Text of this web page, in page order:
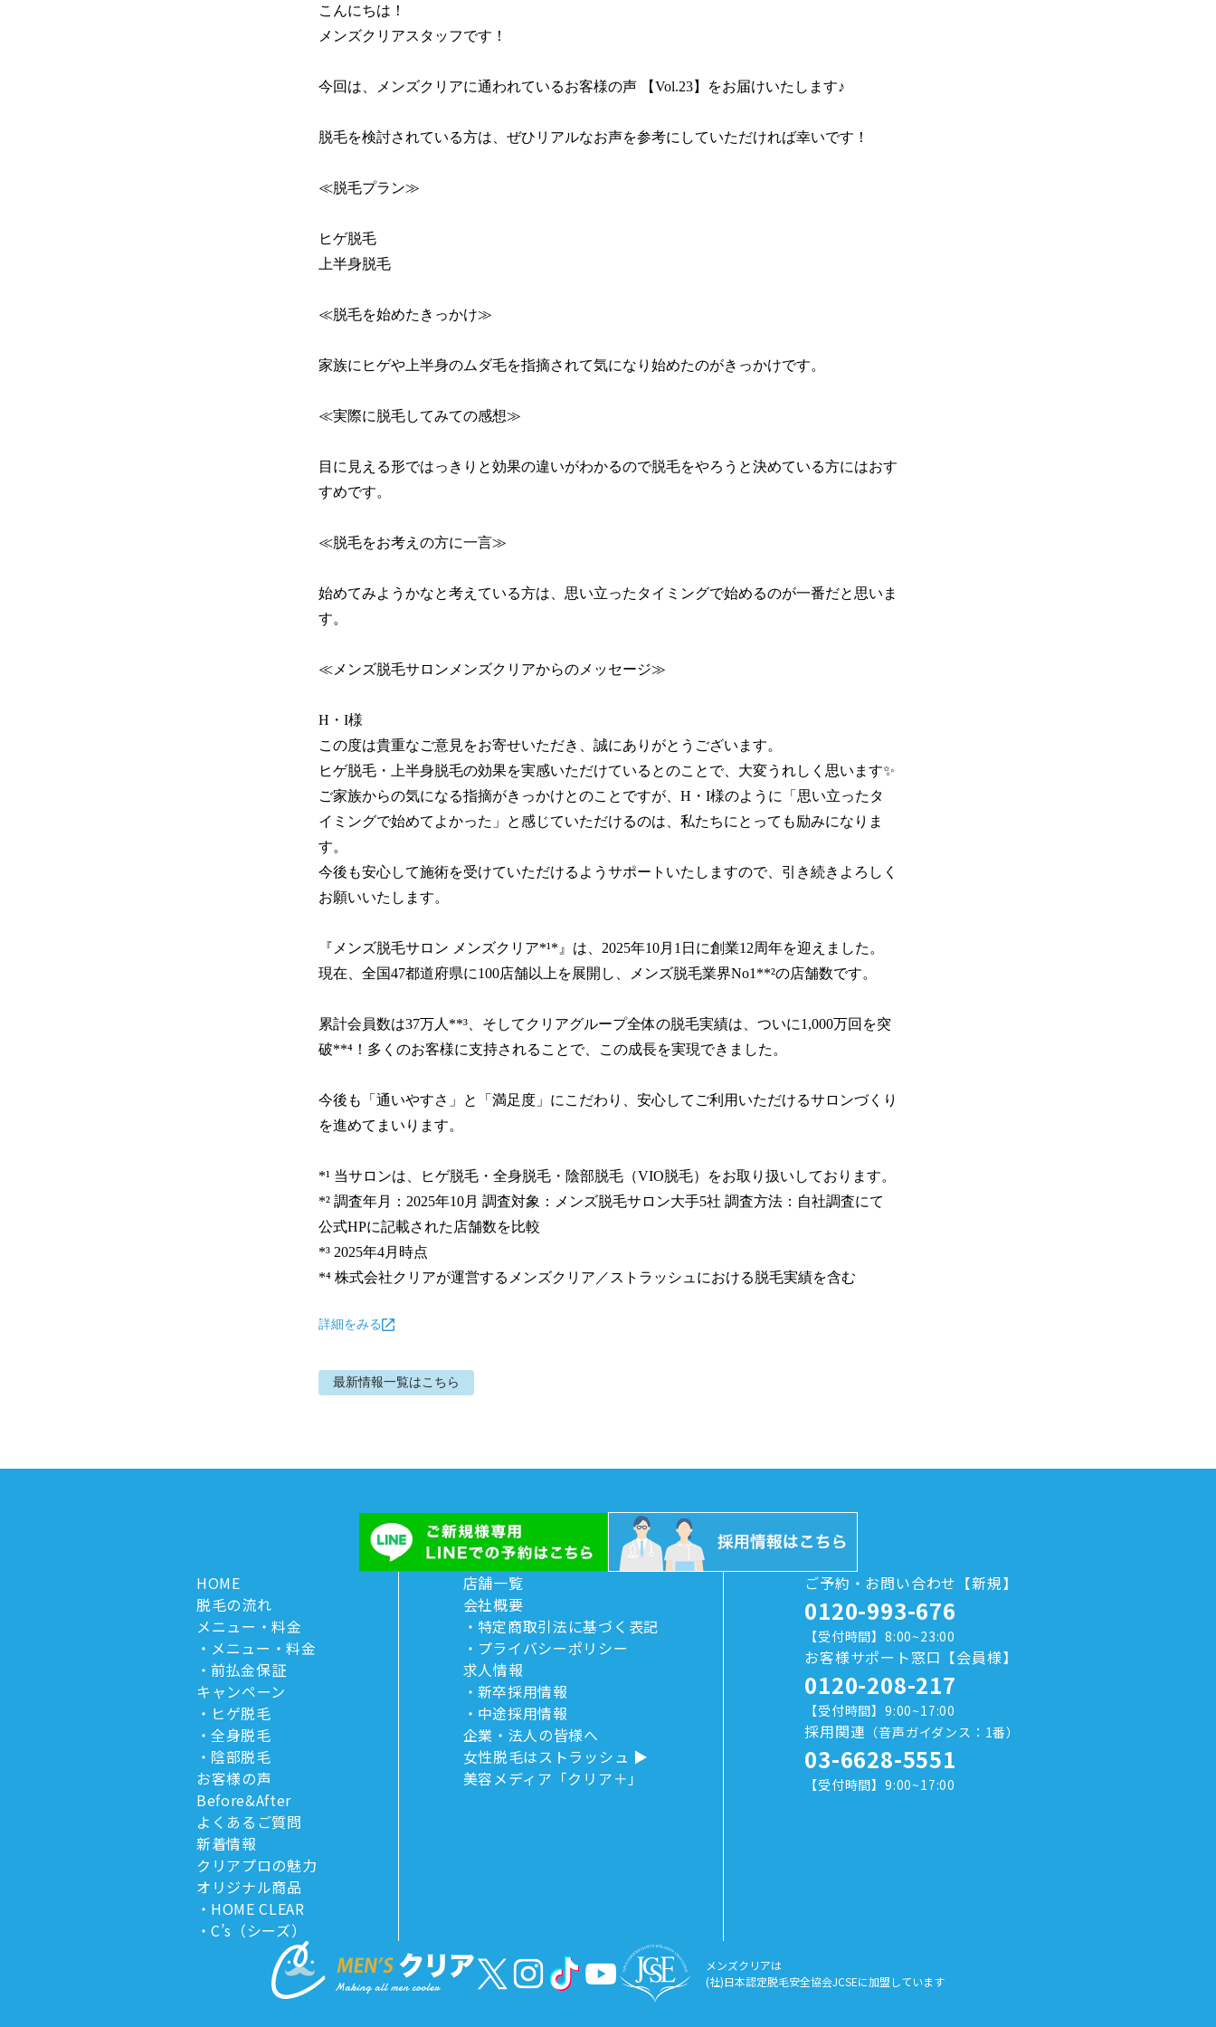
こんにちは！
メンズクリアスタッフです！
今回は、メンズクリアに通われているお客様の声 【Vol.23】をお届けいたします♪
脱毛を検討されている方は、ぜひリアルなお声を参考にしていただければ幸いです！
≪脱毛プラン≫
ヒゲ脱毛
上半身脱毛
≪脱毛を始めたきっかけ≫
家族にヒゲや上半身のムダ毛を指摘されて気になり始めたのがきっかけです。
≪実際に脱毛してみての感想≫
目に見える形ではっきりと効果の違いがわかるので脱毛をやろうと決めている方にはおす
すめです。
≪脱毛をお考えの方に一言≫
始めてみようかなと考えている方は、思い立ったタイミングで始めるのが一番だと思いま
す。
≪メンズ脱毛サロンメンズクリアからのメッセージ≫
H・I様
この度は貴重なご意見をお寄せいただき、誠にありがとうございます。
ヒゲ脱毛・上半身脱毛の効果を実感いただけているとのことで、大変うれしく思います✨
ご家族からの気になる指摘がきっかけとのことですが、H・I様のように「思い立ったタ
イミングで始めてよかった」と感じていただけるのは、私たちにとっても励みになりま
す。
今後も安心して施術を受けていただけるようサポートいたしますので、引き続きよろしく
お願いいたします。
『メンズ脱毛サロン メンズクリア*¹*』は、2025年10月1日に創業12周年を迎えました。
現在、全国47都道府県に100店舗以上を展開し、メンズ脱毛業界No1**²の店舗数です。
累計会員数は37万人**³、そしてクリアグループ全体の脱毛実績は、ついに1,000万回を突
破**⁴！多くのお客様に支持されることで、この成長を実現できました。
今後も「通いやすさ」と「満足度」にこだわり、安心してご利用いただけるサロンづくり
を進めてまいります。
*¹ 当サロンは、ヒゲ脱毛・全身脱毛・陰部脱毛（VIO脱毛）をお取り扱いしております。
*² 調査年月：2025年10月 調査対象：メンズ脱毛サロン大手5社 調査方法：自社調査にて
公式HPに記載された店舗数を比較
*³ 2025年4月時点
*⁴ 株式会社クリアが運営するメンズクリア／ストラッシュにおける脱毛実績を含む
詳細をみる
最新情報一覧はこちら
HOME
脱毛の流れ
メニュー・料金
メニュー・料金
前払金保証
キャンペーン
ヒゲ脱毛
全身脱毛
陰部脱毛
お客様の声
Before&After
よくあるご質問
新着情報
クリアプロの魅力
オリジナル商品
HOME CLEAR
C’s（シーズ）
店舗一覧
会社概要
特定商取引法に基づく表記
プライバシーポリシー
求人情報
新卒採用情報
中途採用情報
企業・法人の皆様へ
女性脱毛はストラッシュ
美容メディア「クリア＋」
ご予約・お問い合わせ【新規】
0120-993-676
【受付時間】8:00~23:00
お客様サポート窓口【会員様】
0120-208-217
【受付時間】9:00~17:00
採用関連 （音声ガイダンス：1番）
03-6628-5551
【受付時間】9:00~17:00
メンズクリアは
(社)日本認定脱毛安全協会JCSEに加盟しています